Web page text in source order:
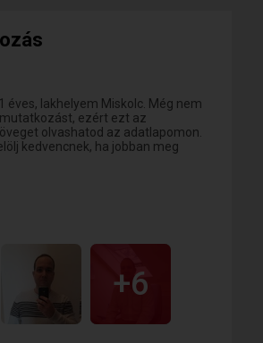
éves, lakhelyem Miskolc. Még nem
ezért ezt az
olvashatod az adatlapomon.
kedvencnek, ha jobban meg
+6